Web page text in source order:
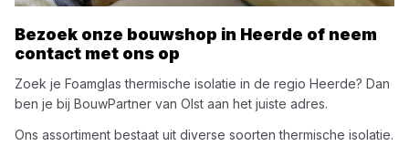
Bezoek onze bouwshop in Heerde of neem
contact met ons op
Zoek je Foamglas thermische isolatie in de regio Heerde? Dan
ben je bij BouwPartner van Olst aan het juiste adres.
Ons assortiment bestaat uit diverse soortenthermische isolatie.